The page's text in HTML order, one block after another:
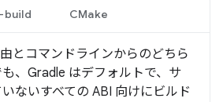
build CMake
とコマンドラインからのどちら
、Gradle はデフォルトで、サ
ないすべての ABI 向けにビルド